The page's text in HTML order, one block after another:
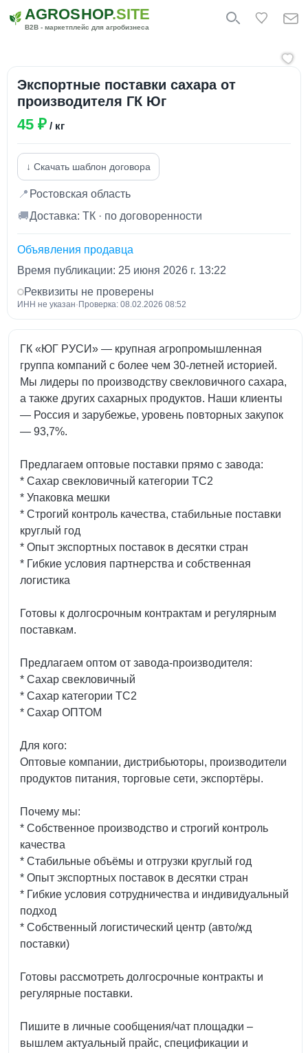
AGROSHOP.SITE
B2B - маркетплейс для агробизнеса
Экспортные поставки сахара от
производителя ГК Юг
45 ₽ / кг
↓ Скачать шаблон договора
📍 Ростовская область
🚚Доставка: ТК · по договоренности
Объявления продавца
Время публикации: 25 июня 2026 г. 13:22
Реквизиты не проверены
ИНН не указан· Проверка: 08.02.2026 08:52
ГК «ЮГ РУСИ» — крупная агропромышленная
группа компаний с более чем 30-летней историей.
Мы лидеры по производству свекловичного сахара,
а также других сахарных продуктов. Наши клиенты
— Россия и зарубежье, уровень повторных закупок
— 93,7%.
Предлагаем оптовые поставки прямо с завода:
* Сахар свекловичный категории ТС2
* Упаковка мешки
* Строгий контроль качества, стабильные поставки
круглый год
* Опыт экспортных поставок в десятки стран
* Гибкие условия партнерства и собственная
логистика
Готовы к долгосрочным контрактам и регулярным
поставкам.
Предлагаем оптом от завода-производителя:
* Сахар свекловичный
* Сахар категории ТС2
* Сахар ОПТОМ
Для кого:
Оптовые компании, дистрибьюторы, производители
продуктов питания, торговые сети, экспортёры.
Почему мы:
* Собственное производство и строгий контроль
качества
* Стабильные объёмы и отгрузки круглый год
* Опыт экспортных поставок в десятки стран
* Гибкие условия сотрудничества и индивидуальный
подход
* Собственный логистический центр (авто/жд
поставки)
Готовы рассмотреть долгосрочные контракты и
регулярные поставки.
Пишите в личные сообщения/чат площадки –
вышлем актуальный прайс, спецификации и